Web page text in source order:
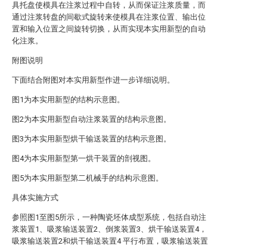
具托盘使模具在注浆过程中自转，从而保证注浆质量，而
通过注浆转盘的间歇式旋转来使模具在注浆位置、输出位
置和输入位置之间旋转切换，从而实现本实用新型的自动
化注浆。
附图说明
下面结合附图对本实用新型作进一步详细说明。
图1为本实用新型的结构示意图。
图2为本实用新型自动注浆装置的结构示意图。
图3为本实用新型烘干输送装置的结构示意图。
图4为本实用新型第一烘干装置的剖视图。
图5为本实用新型第二机械手的结构示意图。
具体实施方式
参照图1至图5所示，一种陶瓷坯体成型系统，包括自动注
浆装置1、吸浆输送装置2、倒浆装置3、烘干输送装置4，
吸浆输送装置2和烘干输送装置4 平行布置，吸浆输送装置